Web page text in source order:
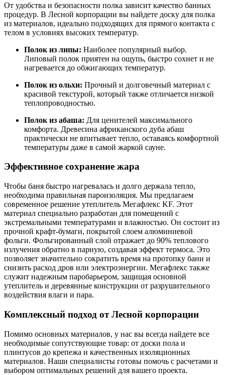
От удобства и безопасности полка зависит качество банных
процедур. В Лесной корпорации вы найдете доску для полка
из материалов, идеально подходящих для прямого контакта с
телом в условиях высоких температур.
Полок из липы: Наиболее популярный выбор.
Липовый полок приятен на ощупь, быстро сохнет и не
нагревается до обжигающих температур.
Полок из ольхи: Прочный и долговечный материал с
красивой текстурой, который также отличается низкой
теплопроводностью.
Полок из абаша: Для ценителей максимального
комфорта. Древесина африканского дуба абаш
практически не впитывает тепло, оставаясь комфортной
температуры даже в самой жаркой сауне.
Эффективное сохранение жара
Чтобы баня быстро нагревалась и долго держала тепло,
необходима правильная пароизоляция. Мы предлагаем
современное решение утеплитель Мегафлекс KF. Этот
материал специально разработан для помещений с
экстремальными температурами и влажностью. Он состоит из
прочной крафт-бумаги, покрытой слоем алюминиевой
фольги. Фольгированный слой отражает до 90% теплового
излучения обратно в парную, создавая эффект термоса. Это
позволяет значительно сократить время на протопку бани и
снизить расход дров или электроэнергии. Мегафлекс также
служит надежным паробарьером, защищая основной
утеплитель и деревянные конструкции от разрушительного
воздействия влаги и пара.
Комплексный подход от Лесной корпорации
Помимо основных материалов, у нас вы всегда найдете все
необходимые сопутствующие товар: от доски пола и
плинтусов до крепежа и качественных изоляционных
материалов. Наши специалисты готовы помочь с расчетами и
выбором оптимальных решений для вашего проекта.